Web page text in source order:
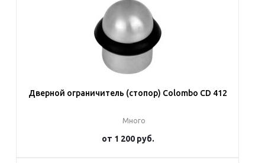
Дверной ограничитель (стопор) Colombo CD 412
Много
от 1 200 руб.